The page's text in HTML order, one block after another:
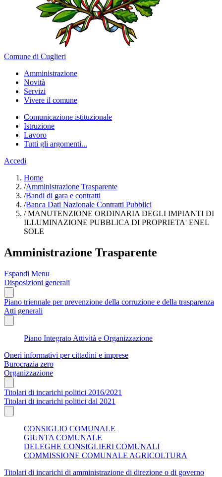
Comune di Cuglieri
Amministrazione
Novità
Servizi
Vivere il comune
Comunicazione istituzionale
Istruzione
Lavoro
Tutti gli argomenti...
Accedi
Home
/Amministrazione Trasparente
/Bandi di gara e contratti
/Banca Dati Nazionale Contratti Pubblici
/MANUTENZIONE ORDINARIA DEGLI IMPIANTI DI
ILLUMINAZIONE PUBBLICA DI PROPRIETA' ENEL
SOLE
Amministrazione Trasparente
Espandi Menu
Disposizioni generali
Piano triennale per prevenzione della corruzione e della trasparenza
Atti generali
Piano Integrato Attività e Organizzazione
Oneri informativi per cittadini e imprese
Burocrazia zero
Organizzazione
Titolari di incarichi politici 2016/2021
Titolari di incarichi politici dal 2021
CONSIGLIO COMUNALE
GIUNTA COMUNALE
DELEGHE CONSIGLIERI COMUNALI
COMMISSIONE COMUNALE AGRICOLTURA
Titolari di incarichi di amministrazione di direzione o di governo